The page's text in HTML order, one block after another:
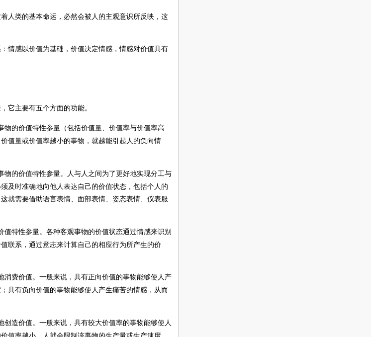
人类的基本命运，必然会被人的主观意识所反映，这
情感以价值为基础，价值决定情感，情感对价值具有
它主要有五个方面的功能。
物的价值特性参量（包括价值量、价值率与价值率高
价值量或价值率越小的事物，就越能引起人的负向情
物的价值特性参量。人与人之间为了更好地实现分工与
及时准确地向他人表达自己的价值状态，包括个人的
就需要借助语言表情、面部表情、姿态表情、仪表服
值特性参量。各种客观事物的价值状态通过情感来识别
联系，通过意志来计算自己的相应行为所产生的价
消费价值。一般来说，具有正向价值的事物能够使人产
具有负向价值的事物能够使人产生痛苦的情感，从而
创造价值。一般来说，具有较大价值率的事物能够使人